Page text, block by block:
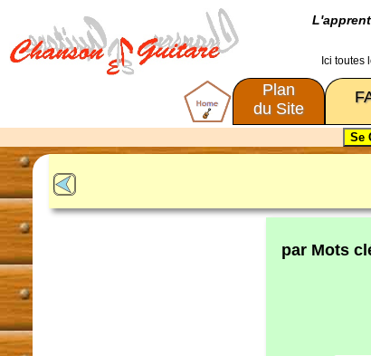
Ici toutes
Plan
du Site
par Mots